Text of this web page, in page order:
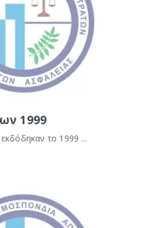
1999
το 1999 ...